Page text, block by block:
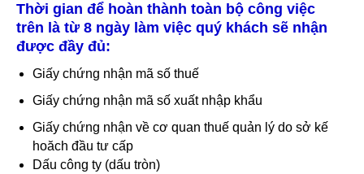
Thời gian để hoàn thành toàn bộ công việc
trên là từ 8 ngày làm việc quý khách sẽ nhận
được đầy đủ:
Giấy chứng nhận mã số thuế
Giấy chứng nhận mã số xuất nhập khẩu
Giấy chứng nhận về cơ quan thuế quản lý do sở kế
hoăch đầu tư cấp
Dấu công ty (dấu tròn)